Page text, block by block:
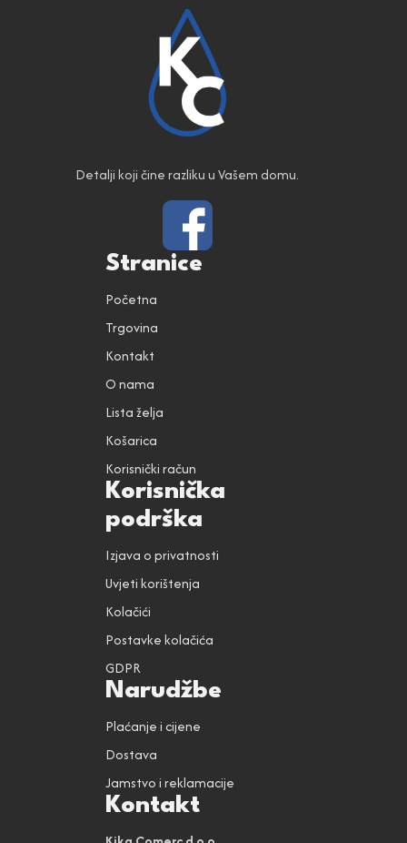
Detalji koji čine razliku u Vašem domu.
Stranice
Početna
Trgovina
Kontakt
O nama
Lista želja
Košarica
Korisnički račun
Korisnička
podrška
Izjava o privatnosti
Uvjeti korištenja
Kolačići
Postavke kolačića
GDPR
Narudžbe
Plaćanje i cijene
Dostava
Jamstvo i reklamacije
Kontakt